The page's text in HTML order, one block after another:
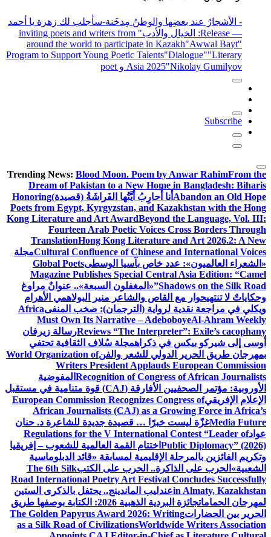
- الأشجارُ عند بعضِها والوطنُ مِدخَنة-سأجلب لك زهرة يا أحمد
— Release
: الخيال والأدب
" inviting poets and writers from
around the world to participate in Kazakh"Awwal Bayt"
Program to Support Young Poetic Talents"Dialogue""Literary
Asia 2025"Nikolay Gumilyov و poet
Subscribe
Trending News: Blood Moon. Poem by Anwar RahimFrom the
Dream of Pakistan to a New Home in Bangladesh: Biharis
Abandon an Old Hope أَنا أُحارِبُ أَيَّتُها الفَراشَةُ (قصيدة)Honoring
Poets from Egypt, Kyrgyzstan, and Kazakhstan with the Hong
Kong Literature and Art AwardBeyond the Language, Vol. III:
Fourteen Arab Poetic Voices Cross Borders Through
TranslationHong Kong Literature and Art 2026.2: A New
Cultural Confluence of Chinese and International Voicesمجلة
«الشعراء العالميون»: عدد خاص بآسيا الوسطىGlobal Poets
Magazine Publishes Special Central Asia Edition: “Camel
Shadows on the Silk Road” «المغفلون السبعة».. عنوانٌ مراوغ
وحكاياتٌ لا تنتهيحوار مع القاص والشاعر منير البولاهمي الأهرام
ويكلي في مراجعة نقدية لرواية (الترجمان): صخب المنفىAfrica
Must Own Its Narrative – AdeboboyeAl-Ahram Weekly
Reviews “The Interpreter”: Exile’s cacophanyرسالة زيرفان
أوسى إلى شيركو بيكس في ذكراهمجلة سُلاف الثقافية تحتفي
بمهرجان طريق الحرير الدولي للشعر والفنWorld Organization of
Writers President Applauds European Commission
Recognition of Congress of African Journalists المفوضية
الأوروبية: مؤتمر الصحفيين الأفارقة (CAJ) قوة متنامية في مستقبل
الإعلام الإفريقيEuropean Commission Recognizes Congress of
African Journalists (CAJ) as a Growing Force in Africa’s
Media Futureغزّة ليست خبرًا … قصيدة جديدة للشاعرة د. حنان
عوادRegulations for the V International Contest “Leader of
Public Diplomacy” (2026) اختتام القمة العالمية للشعوب – إفريقيا
وتكريم الفائزين بالمرحلة الإقليمية لمسابقة «قائد الدبلوماسية
الشعبية» الحرب على الذاكرة.. الحرب على الكتبThe 6th Silk
Road International Poetry Art Festival Concludes Successfully
in Almaty, Kazakhstanعندليب الماندينج.. يحتفل بالذكرى الستين
لمهرجان الحمامات
جائزة البردية الذهبية 2026: الكتابة بوصفها طريق
الحرير بين الحضاراتThe Golden Papyrus Award 2026: Writing
as a Silk Road of CivilizationsWorldwide Writers Association